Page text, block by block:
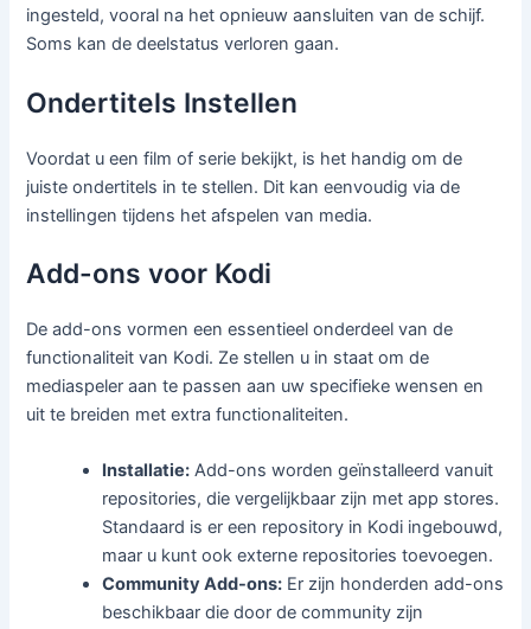
ingesteld, vooral na het opnieuw aansluiten van de schijf.
Soms kan de deelstatus verloren gaan.
Ondertitels Instellen
Voordat u een film of serie bekijkt, is het handig om de
juiste ondertitels in te stellen. Dit kan eenvoudig via de
instellingen tijdens het afspelen van media.
Add-ons voor Kodi
De add-ons vormen een essentieel onderdeel van de
functionaliteit van Kodi. Ze stellen u in staat om de
mediaspeler aan te passen aan uw specifieke wensen en
uit te breiden met extra functionaliteiten.
Installatie: Add-ons worden geïnstalleerd vanuit
repositories, die vergelijkbaar zijn met app stores.
Standaard is er een repository in Kodi ingebouwd,
maar u kunt ook externe repositories toevoegen.
Community Add-ons: Er zijn honderden add-ons
beschikbaar die door de community zijn